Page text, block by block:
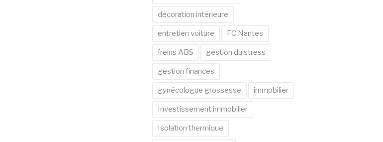
décoration intérieure
entretien voiture FC Nantes
freins ABS gestion du stress
gestion finances
gynécologue grossesse immobilier
Investissement immobilier
Isolation thermique